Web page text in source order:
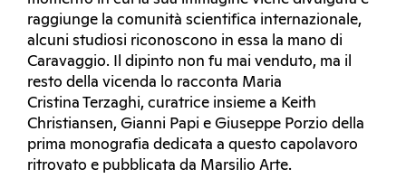
raggiunge la comunità scientifica internazionale,
alcuni studiosi riconoscono in essa la mano di
Caravaggio. Il dipinto non fu mai venduto, ma il
resto della vicenda lo racconta Maria
Cristina Terzaghi, curatrice insieme a Keith
Christiansen, Gianni Papi e Giuseppe Porzio della
prima monografia dedicata a questo capolavoro
ritrovato e pubblicata da Marsilio Arte.